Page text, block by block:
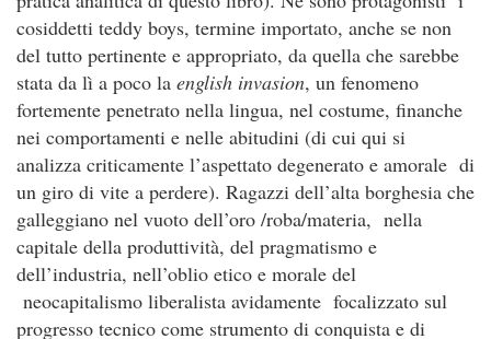
cosiddetti teddy boys, termine importato, anche se non
del tutto pertinente e appropriato, da quella che sarebbe
stata da lì a poco la english invasion, un fenomeno
fortemente penetrato nella lingua, nel costume, finanche
nei comportamenti e nelle abitudini (di cui qui si
analizza criticamente l’aspettato degenerato e amorale di
un giro di vite a perdere). Ragazzi dell’alta borghesia che
galleggiano nel vuoto dell’oro /roba/materia, nella
capitale della produttività, del pragmatismo e
dell’industria, nell’oblio etico e morale del
neocapitalismo liberalista avidamente focalizzato sul
progresso tecnico come strumento di conquista e di